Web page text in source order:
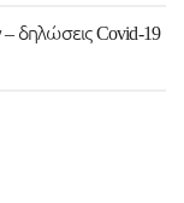
– δηλώσεις Covid-19